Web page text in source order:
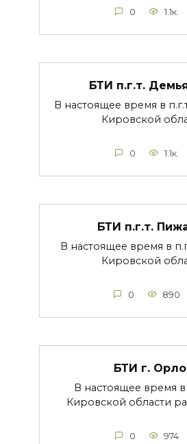
0 1.1к.
БТИ п.г.т.
В настоящее время в
Кировской
0 1.1к.
БТИ п.г.т.
В настоящее время в
Кировской
0 890
БТИ г.
В настоящее время
Кировской области
0 974